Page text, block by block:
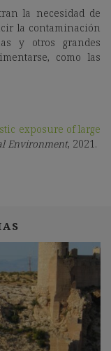
la necesidad de
la contaminación
y otros grandes
como las
exposure of large
Environment, 2021.